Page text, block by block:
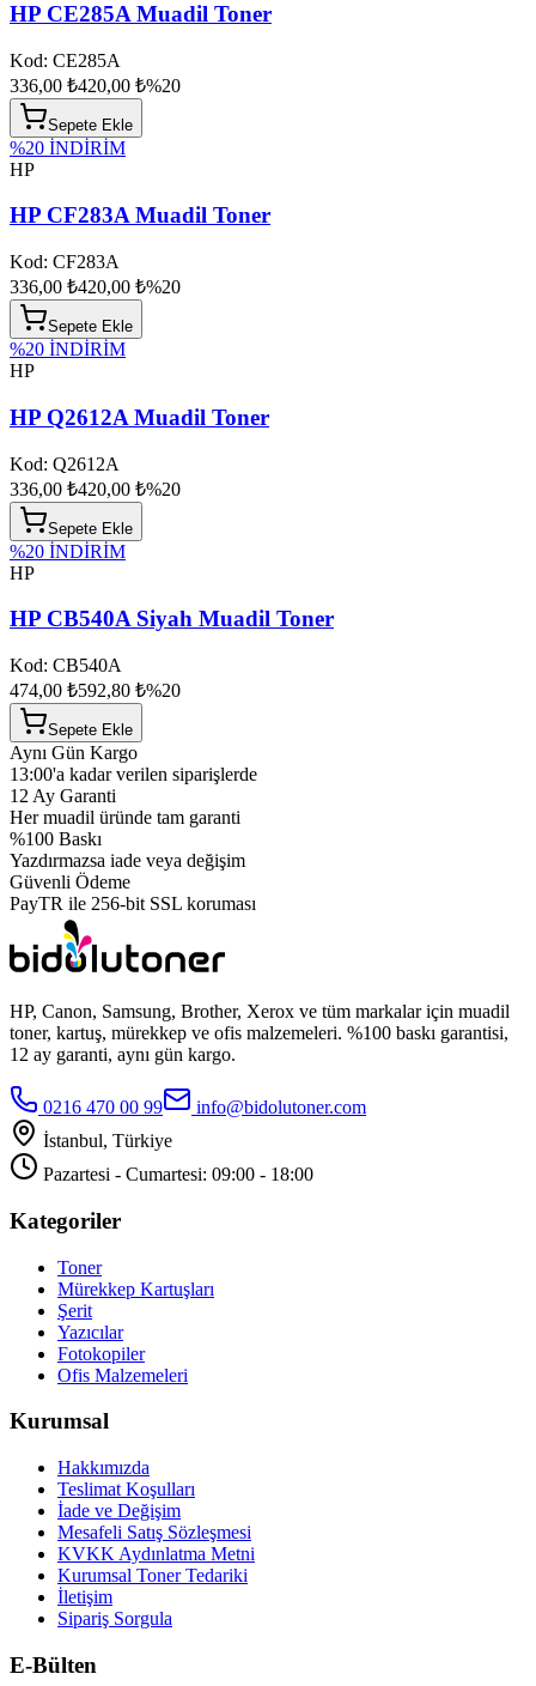
HP CE285A Muadil Toner
Kod: CE285A
336,00 ₺420,00 ₺%20
Sepete Ekle
%20 İNDİRİM
HP
HP CF283A Muadil Toner
Kod: CF283A
336,00 ₺420,00 ₺%20
Sepete Ekle
%20 İNDİRİM
HP
HP Q2612A Muadil Toner
Kod: Q2612A
336,00 ₺420,00 ₺%20
Sepete Ekle
%20 İNDİRİM
HP
HP CB540A Siyah Muadil Toner
Kod: CB540A
474,00 ₺592,80 ₺%20
Sepete Ekle
Aynı Gün Kargo
13:00'a kadar verilen siparişlerde
12 Ay Garanti
Her muadil üründe tam garanti
%100 Baskı
Yazdırmazsa iade veya değişim
Güvenli Ödeme
PayTR ile 256-bit SSL koruması
HP, Canon, Samsung, Brother, Xerox ve tüm markalar için muadil
toner, kartuş, mürekkep ve ofis malzemeleri. %100 baskı garantisi,
12 ay garanti, aynı gün kargo.
0216 470 00 99
info@bidolutoner.com
İstanbul, Türkiye
Pazartesi - Cumartesi: 09:00 - 18:00
Kategoriler
Toner
Mürekkep Kartuşları
Şerit
Yazıcılar
Fotokopiler
Ofis Malzemeleri
Kurumsal
Hakkımızda
Teslimat Koşulları
İade ve Değişim
Mesafeli Satış Sözleşmesi
KVKK Aydınlatma Metni
Kurumsal Toner Tedariki
İletişim
Sipariş Sorgula
E-Bülten